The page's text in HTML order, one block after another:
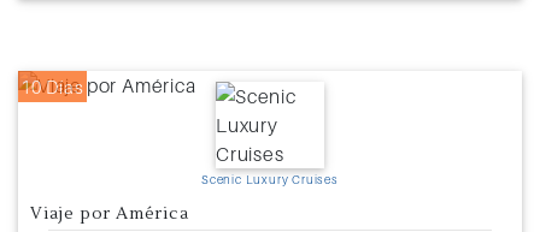
10 Días
Scenic Luxury Cruises
Viaje por América